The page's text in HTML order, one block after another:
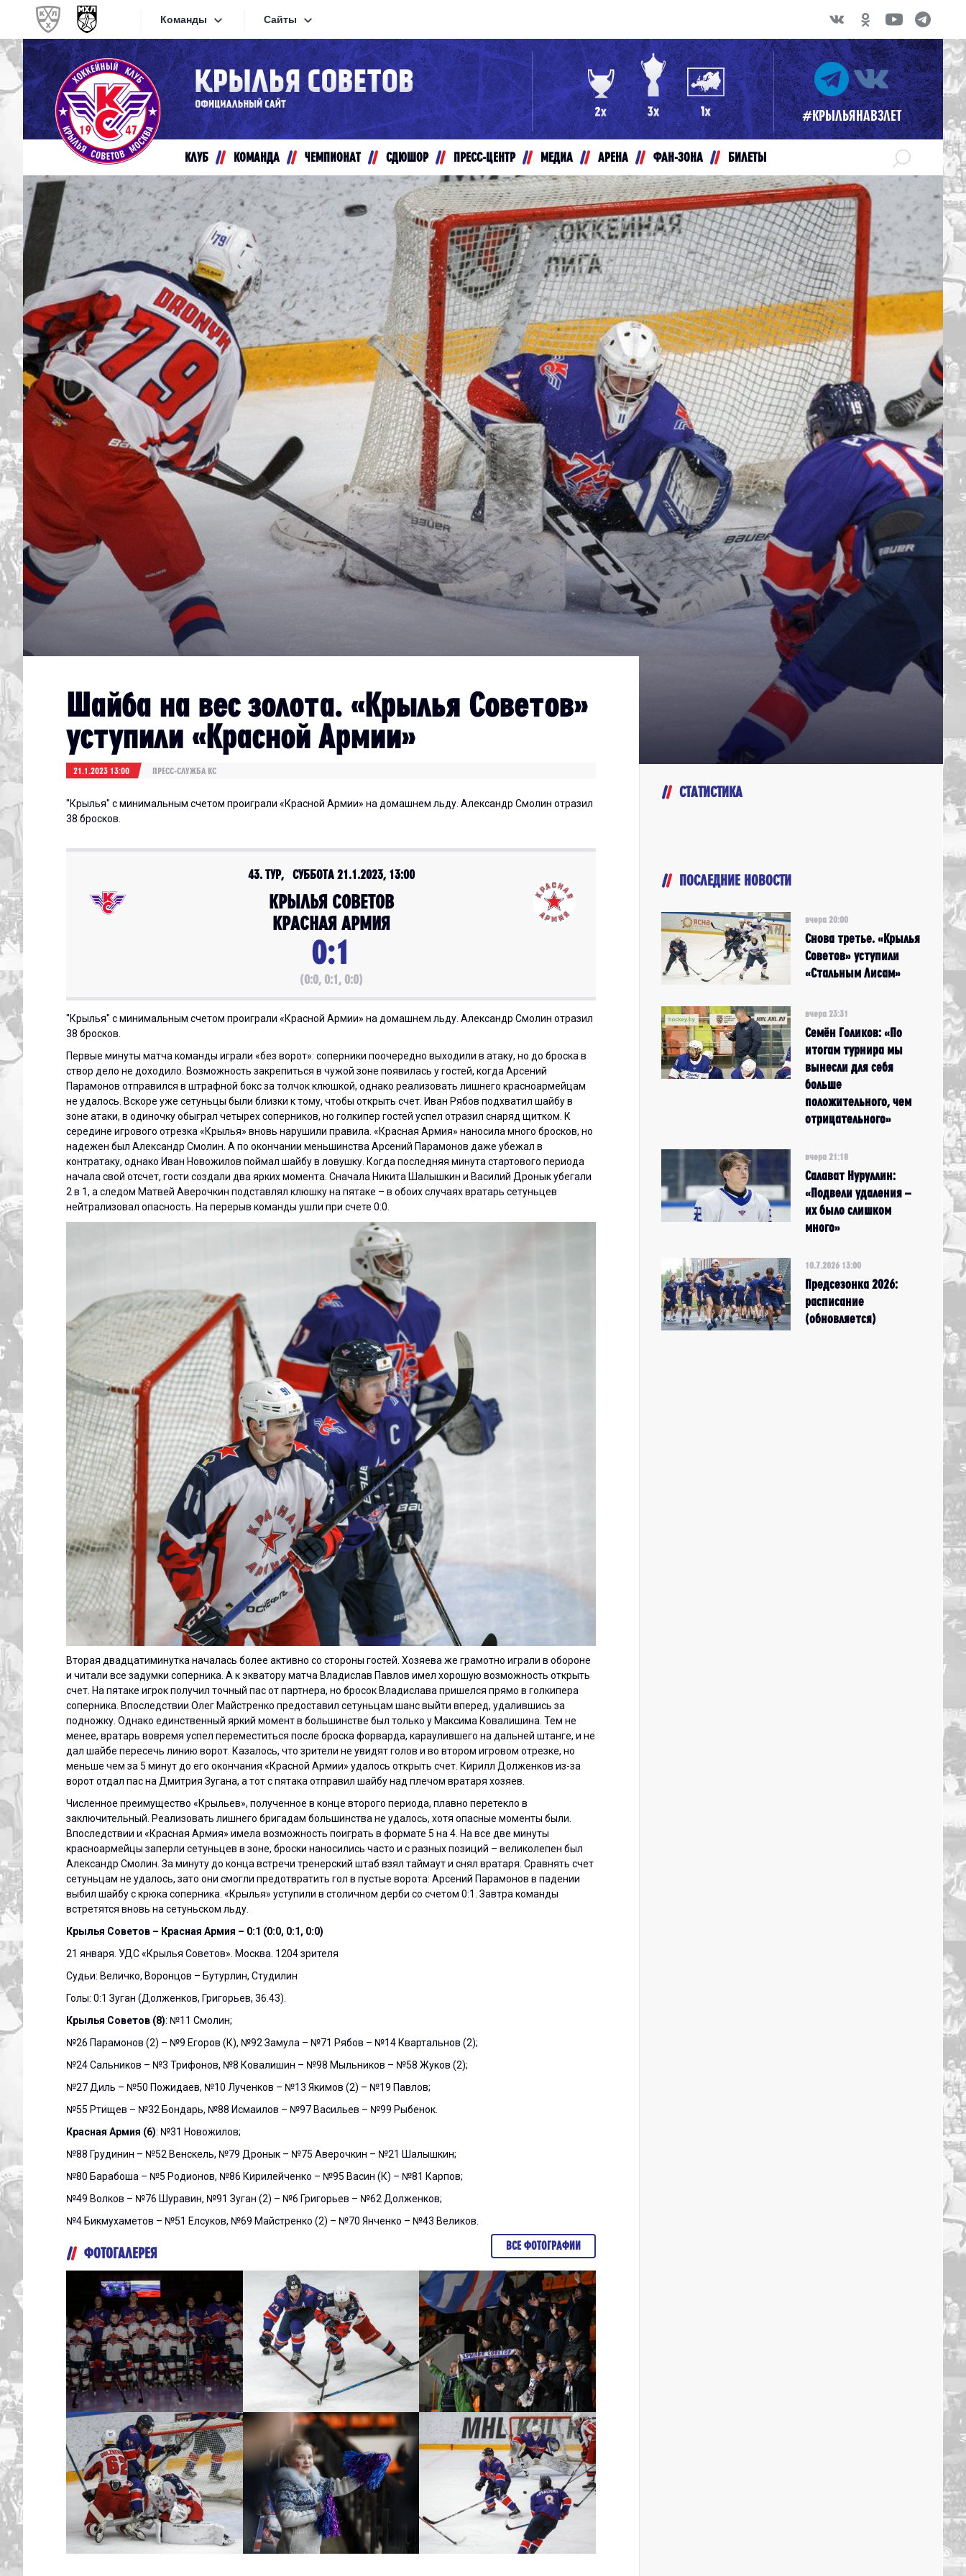
Команды
Конференция «Запад»
Дивизион Золотой
Академия Михайлова
Красная Армия
Локо
МХК Динамо СПб
МХК Динамо-М
МХК Спартак
СКА-1946
Дивизион Серебряный
Академия СКА
АКМ-Юниор
Амурские Тигры
Красная Машина-Юниор
Крылья Советов
МХК Динамо-Карелия
МХК Спартак-МАХ
Сахалинские Акулы
СМО МХК Атлант
Тайфун
ХК Капитан
Конференция «Восток»
Дивизион Золотой
Авто
Кузнецкие Медведи
Мамонты Югры
Омские Ястребы
Стальные Лисы
Толпар
Чайка
Дивизион Серебряный
АКМ-Новомосковск
Красноярские Рыси
Ладья
Локо-76
МХК Молот
Реактор
Сибирские Cнайперы
Снежные Барсы
Спутник Ал
Тюменский Легион
Сайты
Сайты
Видеотрансляции
Хайлайты
Текстовые трансляции
Интернет-магазин
Приложение МХЛ
#КРЫЛЬЯНАВЗЛЕТ
КЛУБ КОМАНДА ЧЕМПИОНАТ СДЮШОР ПРЕСС-ЦЕНТР МЕДИА АРЕНА ФАН-ЗОНА БИЛЕТЫ
Шайба на вес золота. «Крылья Советов»
уступили «Красной Армии»
21.1.2023 13:00 ПРЕСС-СЛУЖБА КС
"Крылья" с минимальным счетом проиграли «Красной Армии» на домашнем льду. Александр Смолин отразил
38 бросков.
43. ТУР, СУББОТА 21.1.2023, 13:00
КРЫЛЬЯ СОВЕТОВ
КРАСНАЯ АРМИЯ
0:1
(0:0, 0:1, 0:0)
"Крылья" с минимальным счетом проиграли «Красной Армии» на домашнем льду. Александр Смолин отразил
38 бросков.
Первые минуты матча команды играли «без ворот»: соперники поочередно выходили в атаку, но до броска в
створ дело не доходило. Возможность закрепиться в чужой зоне появилась у гостей, когда Арсений
Парамонов отправился в штрафной бокс за толчок клюшкой, однако реализовать лишнего красноармейцам
не удалось. Вскоре уже сетуньцы были близки к тому, чтобы открыть счет. Иван Рябов подхватил шайбу в
зоне атаки, в одиночку обыграл четырех соперников, но голкипер гостей успел отразил снаряд щитком. К
середине игрового отрезка «Крылья» вновь нарушили правила. «Красная Армия» наносила много бросков, но
надежен был Александр Смолин. А по окончании меньшинства Арсений Парамонов даже убежал в
контратаку, однако Иван Новожилов поймал шайбу в ловушку. Когда последняя минута стартового периода
начала свой отсчет, гости создали два ярких момента. Сначала Никита Шалышкин и Василий Дронык убегали
2 в 1, а следом Матвей Аверочкин подставлял клюшку на пятаке – в обоих случаях вратарь сетуньцев
нейтрализовал опасность. На перерыв команды ушли при счете 0:0.
Вторая двадцатиминутка началась более активно со стороны гостей. Хозяева же грамотно играли в обороне
и читали все задумки соперника. А к экватору матча Владислав Павлов имел хорошую возможность открыть
счет. На пятаке игрок получил точный пас от партнера, но бросок Владислава пришелся прямо в голкипера
соперника. Впоследствии Олег Майстренко предоставил сетуньцам шанс выйти вперед, удалившись за
подножку. Однако единственный яркий момент в большинстве был только у Максима Ковалишина. Тем не
менее, вратарь вовремя успел переместиться после броска форварда, караулившего на дальней штанге, и не
дал шайбе пересечь линию ворот. Казалось, что зрители не увидят голов и во втором игровом отрезке, но
меньше чем за 5 минут до его окончания «Красной Армии» удалось открыть счет. Кирилл Долженков из-за
ворот отдал пас на Дмитрия Зугана, а тот с пятака отправил шайбу над плечом вратаря хозяев.
Численное преимущество «Крыльев», полученное в конце второго периода, плавно перетекло в
заключительный. Реализовать лишнего бригадам большинства не удалось, хотя опасные моменты были.
Впоследствии и «Красная Армия» имела возможность поиграть в формате 5 на 4. На все две минуты
красноармейцы заперли сетуньцев в зоне, броски наносились часто и с разных позиций – великолепен был
Александр Смолин. За минуту до конца встречи тренерский штаб взял таймаут и снял вратаря. Сравнять счет
сетуньцам не удалось, зато они смогли предотвратить гол в пустые ворота: Арсений Парамонов в падении
выбил шайбу с крюка соперника. «Крылья» уступили в столичном дерби со счетом 0:1. Завтра команды
встретятся вновь на сетуньском льду.
Крылья Советов – Красная Армия – 0:1 (0:0, 0:1, 0:0)
21 января. УДС «Крылья Советов». Москва. 1204 зрителя
Судьи: Величко, Воронцов – Бутурлин, Студилин
Голы: 0:1 Зуган (Долженков, Григорьев, 36.43).
Крылья Советов (8): №11 Смолин;
№26 Парамонов (2) – №9 Егоров (К), №92 Замула – №71 Рябов – №14 Квартальнов (2);
№24 Сальников – №3 Трифонов, №8 Ковалишин – №98 Мыльников – №58 Жуков (2);
№27 Диль – №50 Пожидаев, №10 Лученков – №13 Якимов (2) – №19 Павлов;
№55 Ртищев – №32 Бондарь, №88 Исмаилов – №97 Васильев – №99 Рыбенок.
Красная Армия (6): №31 Новожилов;
№88 Грудинин – №52 Венскель, №79 Дронык – №75 Аверочкин – №21 Шалышкин;
№80 Барабоша – №5 Родионов, №86 Кирилейченко – №95 Васин (К) – №81 Карпов;
№49 Волков – №76 Шуравин, №91 Зуган (2) – №6 Григорьев – №62 Долженков;
№4 Бикмухаметов – №51 Елсуков, №69 Майстренко (2) – №70 Янченко – №43 Великов.
ФОТОГАЛЕРЕЯ ВСЕ ФОТОГРАФИИ
СТАТИСТИКА
ПОСЛЕДНИЕ НОВОСТИ
вчера 20:00
Снова третье. «Крылья
Советов» уступили
«Стальным Лисам»
вчера 23:31
Семён Голиков: «По
итогам турнира мы
вынесли для себя
больше
положительного, чем
отрицательного»
вчера 21:18
Салават Нуруллин:
«Подвели удаления –
их было слишком
много»
10.7.2026 13:00
Предсезонка 2026:
расписание
(обновляется)